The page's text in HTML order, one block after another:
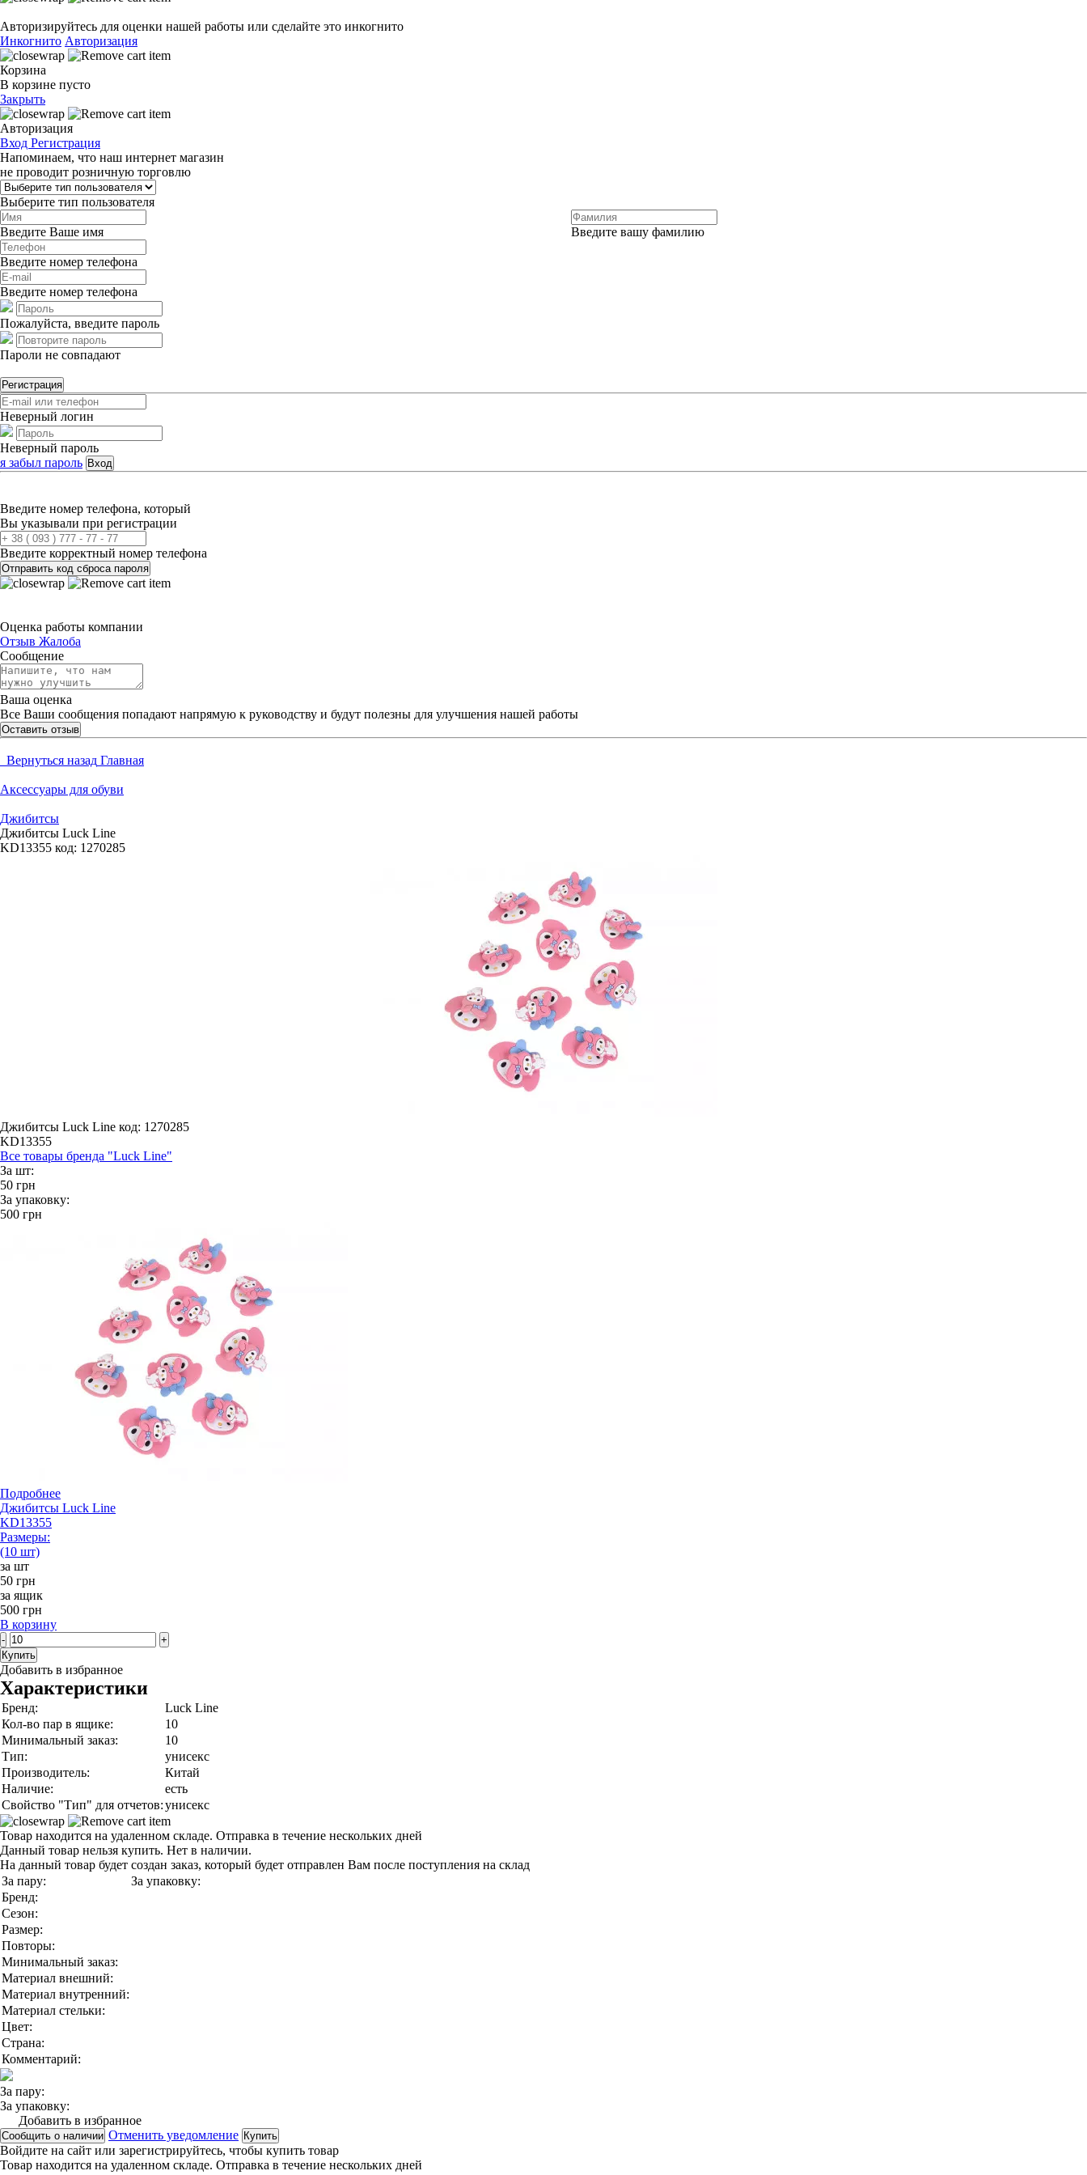
Авторизируйтесь для оценки нашей работы или сделайте это инкогнито
Инкогнито Авторизация
Корзина
В корзине пусто
Закрыть
Авторизация
Вход Регистрация
Напоминаем, что наш интернет магазин
не проводит розничную торговлю
Выберите тип пользователя
Введите Ваше имя Введите вашу фамилию
Введите номер телефона
Введите номер телефона
Пожалуйста, введите пароль
Пароли не совпадают
Регистрация
Неверный логин
Неверный пароль
я забыл пароль Вход
Введите номер телефона, который
Вы указывали при регистрации
Введите корректный номер телефона
Отправить код сброса пароля
Оценка работы компании
Отзыв Жалоба
Сообщение
Ваша оценка
Все Ваши сообщения попадают напрямую к руководству и будут полезны для улучшения нашей работы
Оставить отзыв
Вернуться назад Главная
Аксессуары для обуви
Джибитсы
Джибитсы Luck Line
KD13355 код: 1270285
Джибитсы Luck Line код: 1270285
KD13355
Все товары бренда "Luck Line"
За шт:
50 грн
За упаковку:
500 грн
Подробнее
Джибитсы Luck Line
KD13355
Размеры:
(10 шт)
за шт
50 грн
за ящик
500 грн
В корзину
-
+
Купить
Добавить в избранное
Характеристики
Бренд:
Luck Line
Кол-во пар в ящике:
10
Минимальный заказ:
10
Тип:
унисекс
Производитель:
Китай
Наличие:
есть
Свойство "Тип" для отчетов:унисекс
Товар находится на удаленном складе. Отправка в течение нескольких дней
Данный товар нельзя купить. Нет в наличии.
На данный товар будет создан заказ, который будет отправлен Вам после поступления на склад
За пару:
За упаковку:
Бренд:
Сезон:
Размер:
Повторы:
Минимальный заказ:
Материал внешний:
Материал внутренний:
Материал стельки:
Цвет:
Страна:
Комментарий:
За пару:
За упаковку:
Добавить в избранное
Сообщить о наличии Отменить уведомление Купить
Войдите на сайт или зарегистрируйтесь, чтобы купить товар
Товар находится на удаленном складе. Отправка в течение нескольких дней